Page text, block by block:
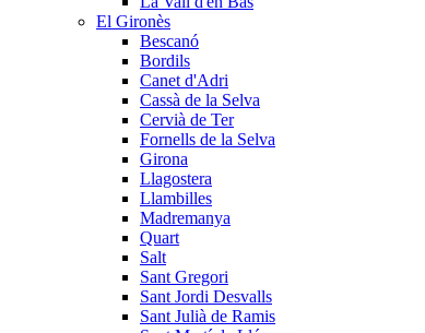
El Gironès
Bescanó
Bordils
Canet d'Adri
Cassà de la Selva
Cervià de Ter
Fornells de la Selva
Girona
Llagostera
Llambilles
Madremanya
Quart
Salt
Sant Gregori
Sant Jordi Desvalls
Sant Julià de Ramis